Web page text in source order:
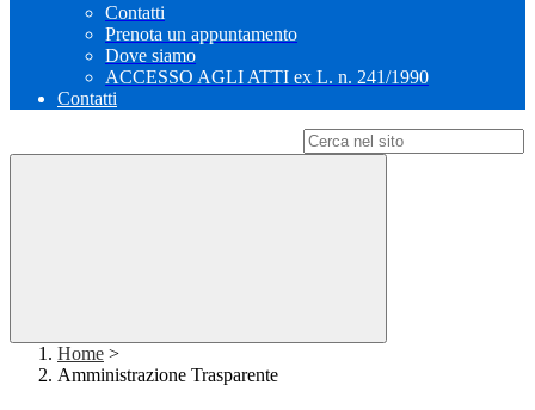
Contatti
Prenota un appuntamento
Dove siamo
ACCESSO AGLI ATTI ex L. n. 241/1990
Contatti
Home >
Amministrazione Trasparente